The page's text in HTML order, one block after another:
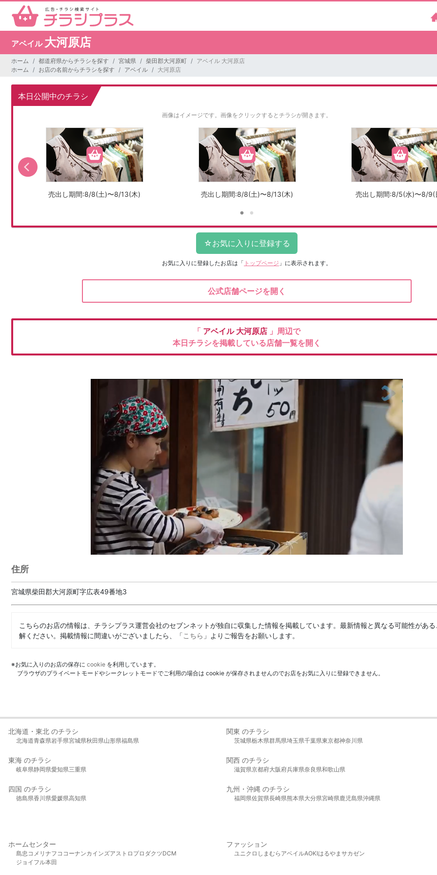
アベイル 大河原店
ホーム 都道府県からチラシを探す 宮城県 柴田郡大河原町
アベイル 大河原店
ホーム
お店の名前からチラシを探す アベイル 大河原店
本日公開中のチラシ
画像はイメージです。 画像をクリックするとチラシが開きます。
売出し期間:8/8(土)〜8/13(木) 売出し期間:8/8(土)〜8/13(木) 売出し期間:8/5(水)〜8/9(
お気に入りに登録したお店は 「 トップページ 」に表示されます。
公式店舗ページを開く
「 アベイル 大河原店 」周辺で
本日チラシを掲載している店舗一覧を開く
住所
宮城県柴田郡大河原町字広表49番地3
こちらのお店の情報は、チラシプラス運営会社のセブンネットが独自に収集した情報を掲載しています。最新情報と異なる可能性があ
解ください。掲載情報に間違いがございましたら、「こちら 」よりご報告をお願いします。
※お気に入りのお店の保存に cookie を利用しています。
ブラウザのプライベートモードやシークレットモードでご利用の場合は cookie が保存されませんのでお店をお気に入りに登録できません。
北海道・東北 のチラシ
北海道青森県岩手県宮城県秋田県山形県福島県
関東 のチラシ
茨城県栃木県群馬県埼玉県千葉県東京都神奈川県
東海 のチラシ
岐阜県静岡県愛知県三重県
関西 のチラシ
滋賀県京都府大阪府兵庫県奈良県和歌山県
四国 のチラシ
徳島県香川県愛媛県高知県
九州・沖縄 のチラシ
福岡県佐賀県長崎県熊本県大分県宮崎県鹿児島県沖縄県
ホームセンター
島忠 コメリ ナフコ コーナンカインズアストロプロダクツDCM
ジョイフル本田
ファッション
ユニクロ しまむら アベイルAOKIはるやま サカゼン